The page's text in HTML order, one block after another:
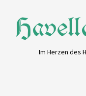
Im Herzen des